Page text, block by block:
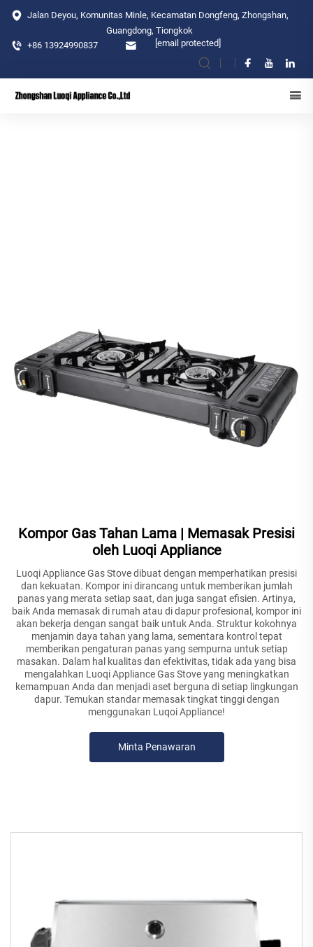
Jalan Deyou, Komunitas Minle, Kecamatan Dongfeng, Zhongshan,
Guangdong, Tiongkok
+86 13924990837
[email protected]
Kompor Gas Tahan Lama | Memasak Presisi
oleh Luoqi Appliance
Luoqi Appliance Gas Stove dibuat dengan memperhatikan presisi
dan kekuatan. Kompor ini dirancang untuk memberikan jumlah
panas yang merata setiap saat, dan juga sangat efisien. Artinya,
baik Anda memasak di rumah atau di dapur profesional, kompor ini
akan bekerja dengan sangat baik untuk Anda. Struktur kokohnya
menjamin daya tahan yang lama, sementara kontrol tepat
memberikan pengaturan panas yang sempurna untuk setiap
masakan. Dalam hal kualitas dan efektivitas, tidak ada yang bisa
mengalahkan Luoqi Appliance Gas Stove yang meningkatkan
kemampuan Anda dan menjadi aset berguna di setiap lingkungan
dapur. Temukan standar memasak tingkat tinggi dengan
menggunakan Luqoi Appliance!
Minta Penawaran